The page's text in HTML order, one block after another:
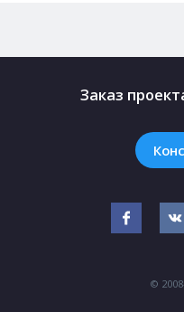
Заказ
©